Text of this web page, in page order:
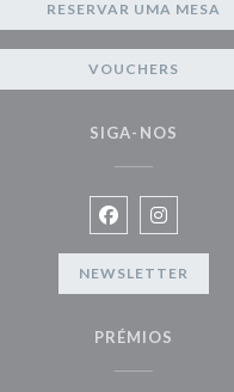
RESERVAR UMA MESA
VOUCHERS
SIGA-NOS
Facebook
NEWSLETTER
PRÉMIOS